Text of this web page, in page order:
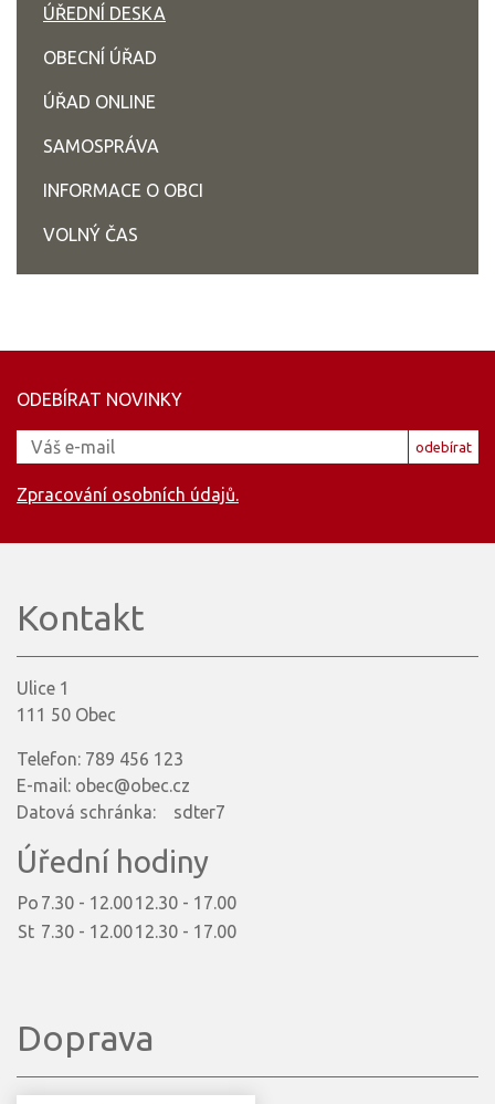
ÚŘEDNÍ DESKA
OBECNÍ ÚŘAD
ÚŘAD ONLINE
SAMOSPRÁVA
INFORMACE O OBCI
VOLNÝ ČAS
ODEBÍRAT NOVINKY
odebírat
Zpracování osobních údajů.
Kontakt
Ulice 1
111 50 Obec
Telefon: 789 456 123
E-mail: obec@obec.cz
Datová schránka: sdter7
Úřední hodiny
Po 7.30 - 12.0012.30 - 17.00
St 7.30 - 12.0012.30 - 17.00
Doprava